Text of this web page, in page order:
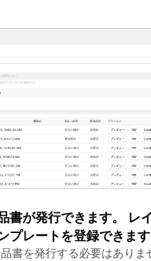
書が発行できます。 レ
プレートを登録できます
書を発行する必要はありま